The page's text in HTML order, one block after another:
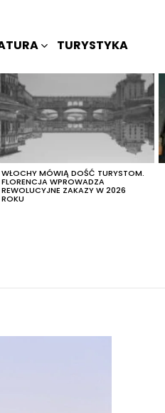
TURYSTYKA
WŁOCHY MÓWIĄ DOŚĆ TURYSTOM.
FLORENCJA WPROWADZA
REWOLUCYJNE ZAKAZY W 2026
ROKU